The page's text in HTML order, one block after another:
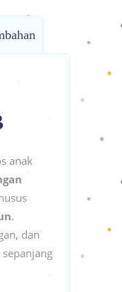
anak
.
dan